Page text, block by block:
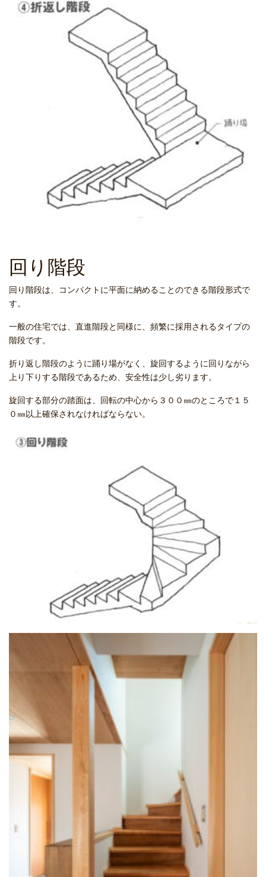
回り階段
回り階段は、コンパクトに平面に納めることのできる階段形式で
す。
一般の住宅では、直進階段と同様に、頻繁に採用されるタイプの
階段です。
折り返し階段のように踊り場がなく、旋回するように回りながら
上り下りする階段であるため、安全性は少し劣ります。
旋回する部分の踏面は、回転の中心から３００㎜のところで１５
０㎜以上確保されなければならない。